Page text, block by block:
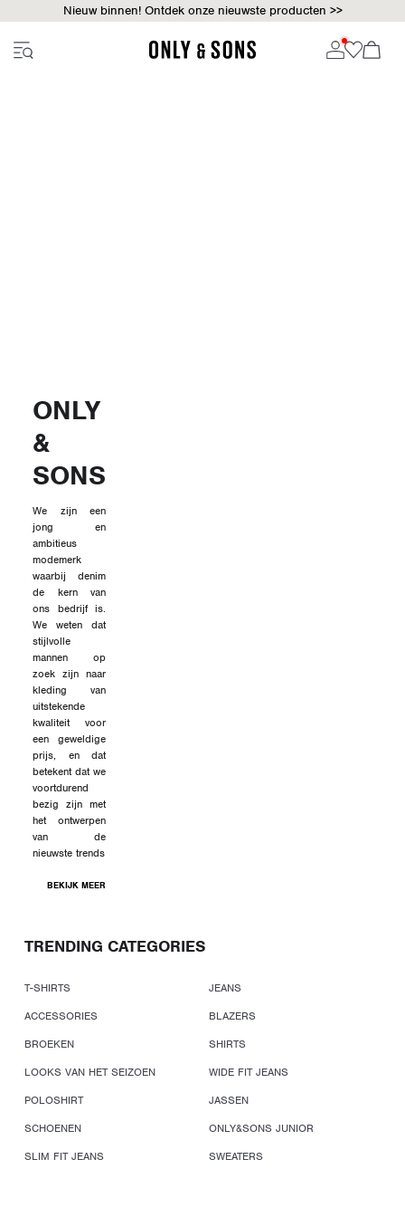
Nieuw binnen! Ontdek onze nieuwste producten >>
ONLY
&
SONS
We zijn een
jong en
ambitieus
modemerk
waarbij denim
de kern van
ons bedrijf is.
We weten dat
stijlvolle
mannen op
zoek zijn naar
kleding van
uitstekende
kwaliteit voor
een geweldige
prijs, en dat
betekent dat we
voortdurend
bezig zijn met
het ontwerpen
van de
nieuwste trends
BEKIJK MEER
TRENDING CATEGORIES
T-SHIRTS
JEANS
ACCESSORIES
BLAZERS
BROEKEN
SHIRTS
LOOKS VAN HET SEIZOEN
WIDE FIT JEANS
POLOSHIRT
JASSEN
SCHOENEN
ONLY&SONS JUNIOR
SLIM FIT JEANS
SWEATERS